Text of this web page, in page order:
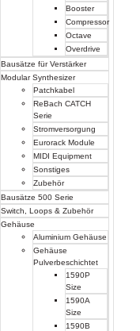
Booster
Compressor
Octave
Overdrive
Bausätze für Verstärker
Modular Synthesizer
Patchkabel
ReBach CATCH
Serie
Stromversorgung
Eurorack Module
MIDI Equipment
Sonstiges
Zubehör
Bausätze 500 Serie
Switch, Loops & Zubehör
Gehäuse
Aluminium Gehäuse
Gehäuse
Pulverbeschichtet
1590P
Size
1590A
Size
1590B